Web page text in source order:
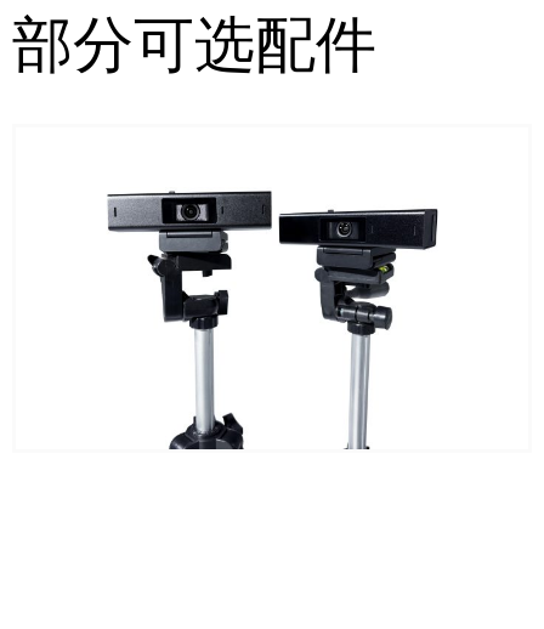
部分可选配件
CAMERA